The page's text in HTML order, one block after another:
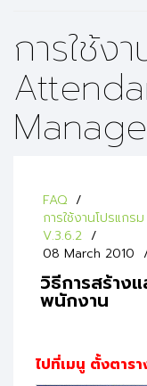
การใช้ง
FAQ
การใช้งานโปรแก
V.3.6.2
08 March 2010
วิธีการสร้าง
พนักงาน
ไปที่เมนู ตั้งตารา